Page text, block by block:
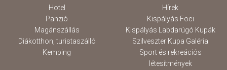
Hotel
Panzió
Magánszállás
Diákotthon, turistaszálló
Kemping
Hírek
Kispályás Foci
Kispályás Labdarúgó Kupák
Szilveszter Kupa Galéria
Sport és rekreációs
létesítmények